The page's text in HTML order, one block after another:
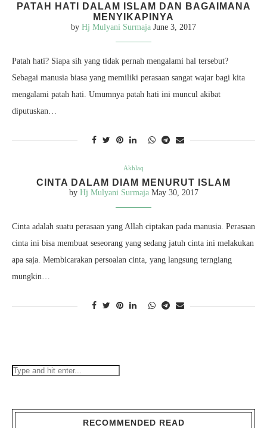
PATAH HATI DALAM ISLAM DAN BAGAIMANA
MENYIKAPINYA
by Hj Mulyani Surmaja June 3, 2017
Patah hati? Siapa sih yang tidak pernah mengalami hal tersebut?
Sebagai manusia biasa yang memiliki perasaan sangat wajar bagi kita
mengalami patah hati. Umumnya patah hati ini muncul akibat
diputuskan…
Akhlaq
CINTA DALAM DIAM MENURUT ISLAM
by Hj Mulyani Surmaja May 30, 2017
Cinta adalah suatu perasaan yang Allah ciptakan pada manusia. Perasaan
cinta ini bisa membuat seseorang yang sedang jatuh cinta ini melakukan
apa saja. Membicarakan persoalan cinta, yang langsung terngiang
mungkin…
RECOMMENDED READ